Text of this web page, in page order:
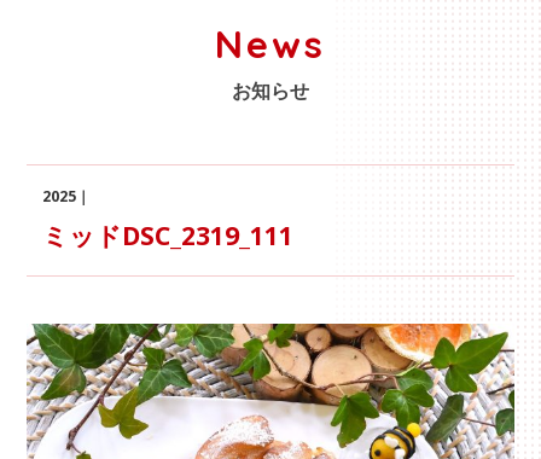
News
お知らせ
2025｜
ミッドDSC_2319_111